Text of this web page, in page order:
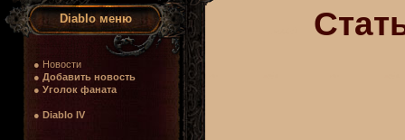
Diablo меню
● Новости
● Добавить новость
● Уголок фаната
● Diablo IV